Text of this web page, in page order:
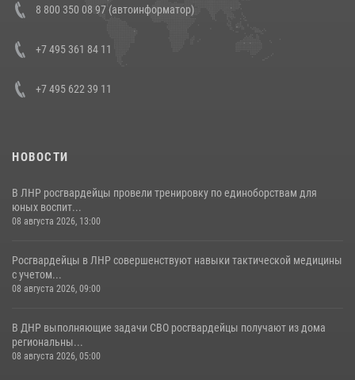
генерала армии Виктора Золотова с заместителем полномочного
представителя Президента Российской Федерации в Северо-
Кавказском федеральном округе Виталием Кузнецовым
8 800 350 08 97 (автоинформатор)
+7 495 361 84 11
+7 495 622 39 11
НОВОСТИ
В ЛНР росгвардейцы провели тренировку по единоборствам для
юных воспит...
08 августа 2026, 13:00
Росгвардейцы в ЛНР совершенствуют навыки тактической медицины
с учетом...
08 августа 2026, 09:00
В ДНР выполняющие задачи СВО росгвардейцы получают из дома
региональны...
08 августа 2026, 05:00